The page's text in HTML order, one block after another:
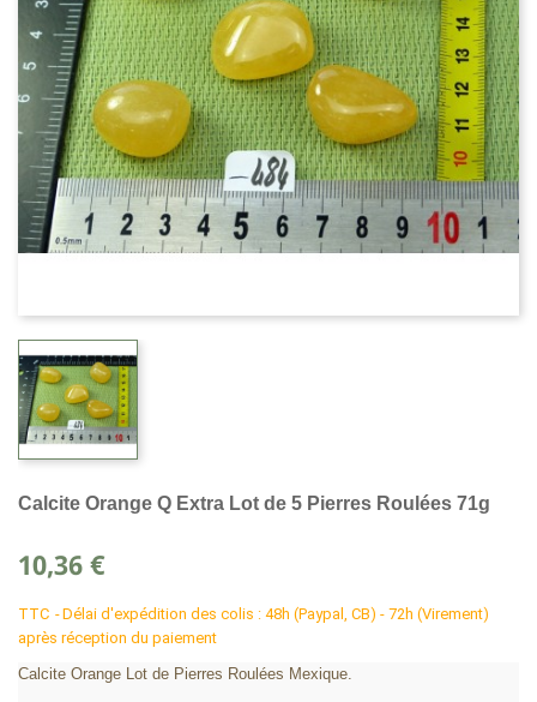
Calcite Orange Q Extra Lot de 5 Pierres Roulées 71g
10,36 €
TTC
Délai d'expédition des colis : 48h (Paypal, CB) - 72h (Virement)
après réception du paiement
Calcite Orange Lot de Pierres Roulées Mexique.